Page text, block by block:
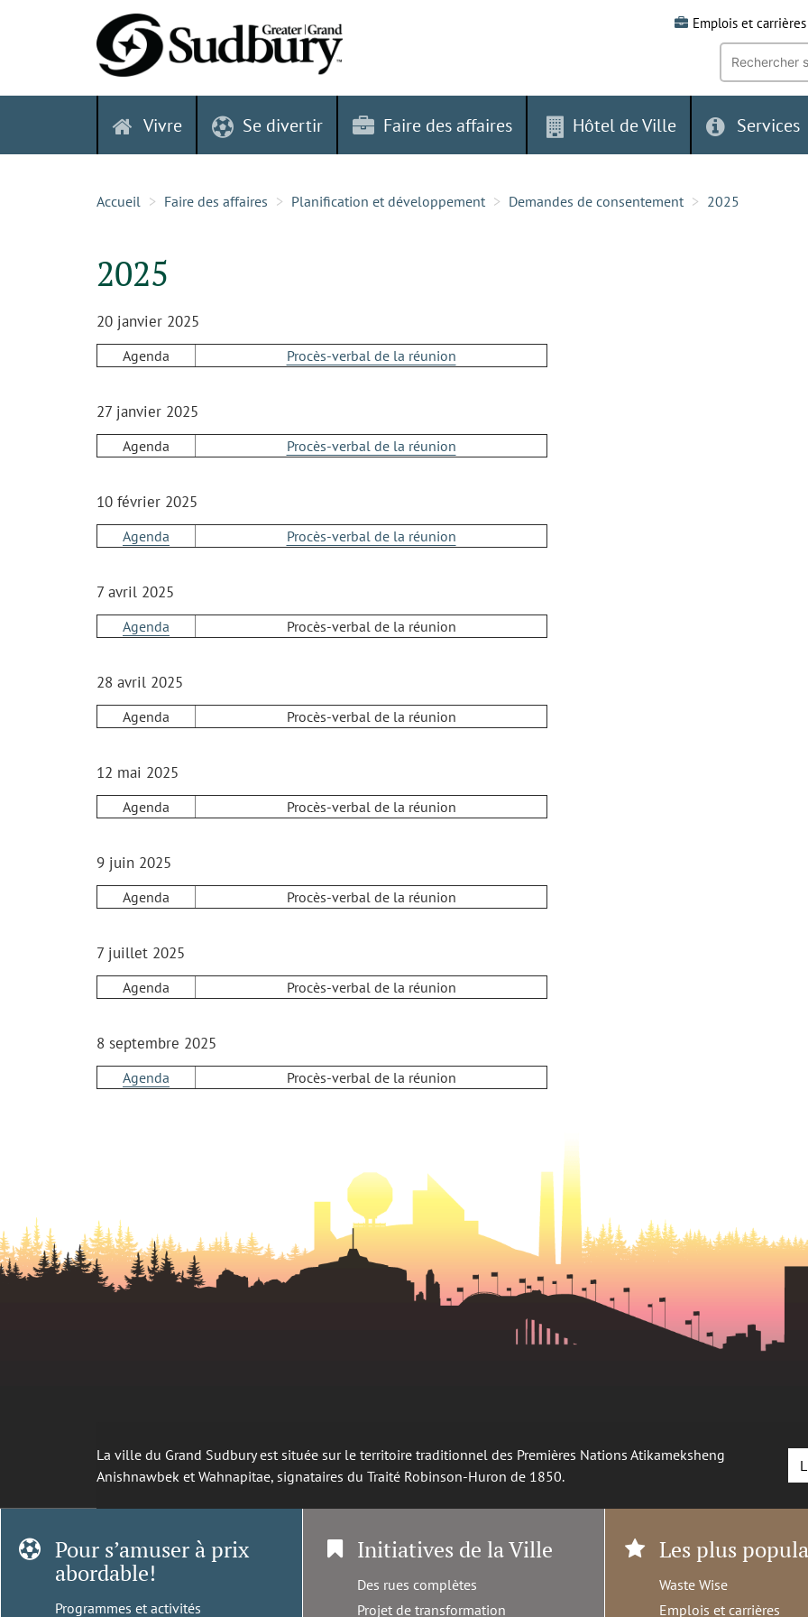
Emplois et carrières
Recherche
mot-
clé:
Vivre Se divertir Faire des affaires Hôtel de Ville Services
Accueil Faire des affaires Planification et développement Demandes de consentement 2025
2025
20 janvier 2025
Agenda Procès-verbal de la réunion
27 janvier 2025
Agenda Procès-verbal de la réunion
10 février 2025
Agenda Procès-verbal de la réunion
7 avril 2025
Agenda Procès-verbal de la réunion
28 avril 2025
Agenda Procès-verbal de la réunion
12 mai 2025
Agenda Procès-verbal de la réunion
9 juin 2025
Agenda Procès-verbal de la réunion
7 juillet 2025
Agenda Procès-verbal de la réunion
8 septembre 2025
Agenda Procès-verbal de la réunion
La ville du Grand Sudbury est située sur le territoire traditionnel des Premières Nations Atikameksheng
Anishnawbek et Wahnapitae, signataires du Traité Robinson-Huron de 1850.
Pour s’amuser à prix
abordable!
Programmes et activités
Initiatives de la Ville
Des rues complètes
Projet de transformation
Les plus
Waste Wise
Emplois et carrières